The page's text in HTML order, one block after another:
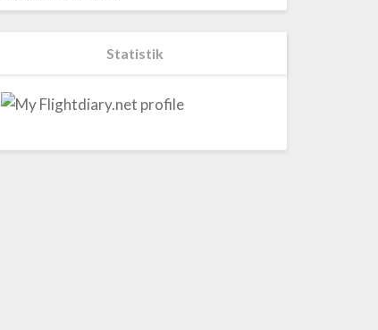
Statistik